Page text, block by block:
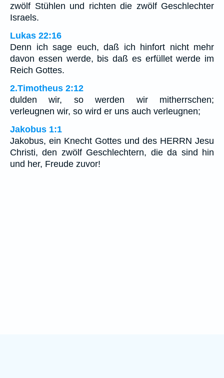
zwölf Stühlen und richten die zwölf Geschlechter
Israels.
Lukas 22:16
Denn ich sage euch, daß ich hinfort nicht mehr
davon essen werde, bis daß es erfüllet werde im
Reich Gottes.
2.Timotheus 2:12
dulden wir, so werden wir mitherrschen;
verleugnen wir, so wird er uns auch verleugnen;
Jakobus 1:1
Jakobus, ein Knecht Gottes und des HERRN Jesu
Christi, den zwölf Geschlechtern, die da sind hin
und her, Freude zuvor!